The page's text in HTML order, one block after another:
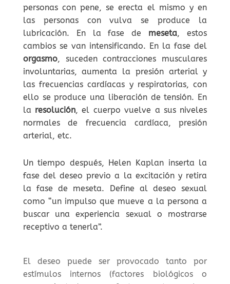
personas con pene, se erecta el mismo y en
las personas con vulva se produce la
lubricación. En la fase de meseta, estos
cambios se van intensificando. En la fase del
orgasmo, suceden contracciones musculares
involuntarias, aumenta la presión arterial y
las frecuencias cardíacas y respiratorias, con
ello se produce una liberación de tensión. En
la resolución, el cuerpo vuelve a sus niveles
normales de frecuencia cardíaca, presión
arterial, etc.
Un tiempo después, Helen Kaplan inserta la
fase del deseo previo a la excitación y retira
la fase de meseta. Define al deseo sexual
como “un impulso que mueve a la persona a
buscar una experiencia sexual o mostrarse
receptivo a tenerla”.
El deseo puede ser provocado tanto por
estímulos internos (factores biológicos o